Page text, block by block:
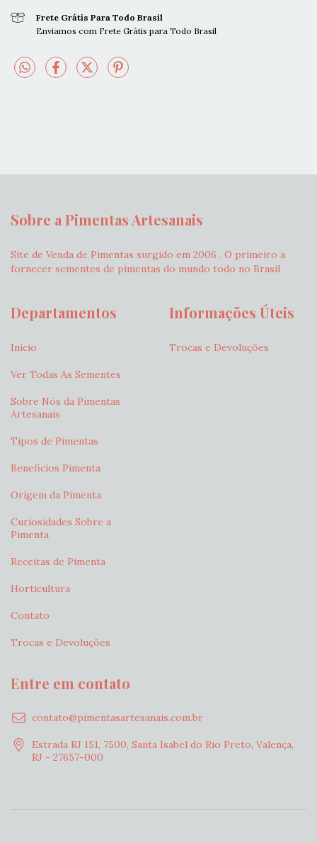
Frete Grátis Para Todo Brasil
Enviamos com Frete Grátis para Todo Brasil
Sobre a Pimentas Artesanais
Site de Venda de Pimentas surgido em 2006 . O primeiro a
fornecer sementes de pimentas do mundo todo no Brasil
Departamentos
Início
Ver Todas As Sementes
Sobre Nós da Pimentas
Artesanais
Tipos de Pimentas
Beneficios Pimenta
Origem da Pimenta
Curiosidades Sobre a
Pimenta
Receitas de Pimenta
Horticultura
Contato
Trocas e Devoluções
Informações Úteis
Trocas e Devoluções
Entre em contato
contato@pimentasartesanais.com.br
Estrada RJ 151, 7500, Santa Isabel do Rio Preto, Valença,
RJ - 27657-000